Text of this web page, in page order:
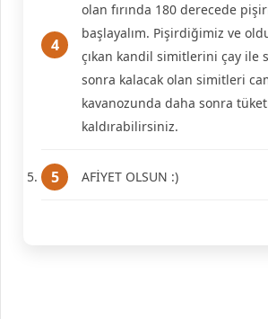
olan fırında 180 derecede
başlayalım. Pişirdiğimiz ve
çıkan kandil simitlerini çay ile
sonra kalacak olan simitleri
kavanozunda daha sonra
kaldırabilirsiniz.
AFİYET OLSUN :)